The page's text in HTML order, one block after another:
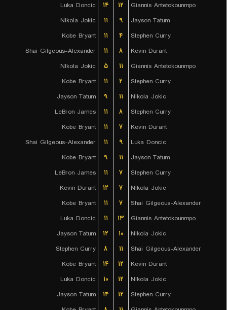
Luka Doncic
۱۴ ۱۲
Giannis Antetokounmpo
NIkola Jokic
۱۱ ۹
Jayson Tatum
Kobe Bryant
۱۱ ۴
Stephen Curry
Shai Gilgeous-Alexander
۱۱ ۸
Kevin Durant
NIkola Jokic
۵ ۱۱
Giannis Antetokounmpo
Kobe Bryant
۱۱ ۲
Stephen Curry
Jayson Tatum
۹ ۱۱
NIkola Jokic
LeBron James
۱۱ ۸
Stephen Curry
Kobe Bryant
۱۱ ۷
Kevin Durant
Shai Gilgeous-Alexander
۱۱ ۹
Luka Doncic
Kobe Bryant
۹ ۱۱
Jayson Tatum
LeBron James
۱۱ ۷
Stephen Curry
Kevin Durant
۱۲ ۷
NIkola Jokic
Kobe Bryant
۱۱ ۷
Shai Gilgeous-Alexander
Luka Doncic
۱۱ ۱۳
Giannis Antetokounmpo
Jayson Tatum
۱۲ ۱۰
NIkola Jokic
Stephen Curry
۸ ۱۱
Shai Gilgeous-Alexander
Kobe Bryant
۱۴ ۱۲
Kevin Durant
Luka Doncic
۱۰ ۱۲
NIkola Jokic
Jayson Tatum
۱۴ ۱۲
Stephen Curry